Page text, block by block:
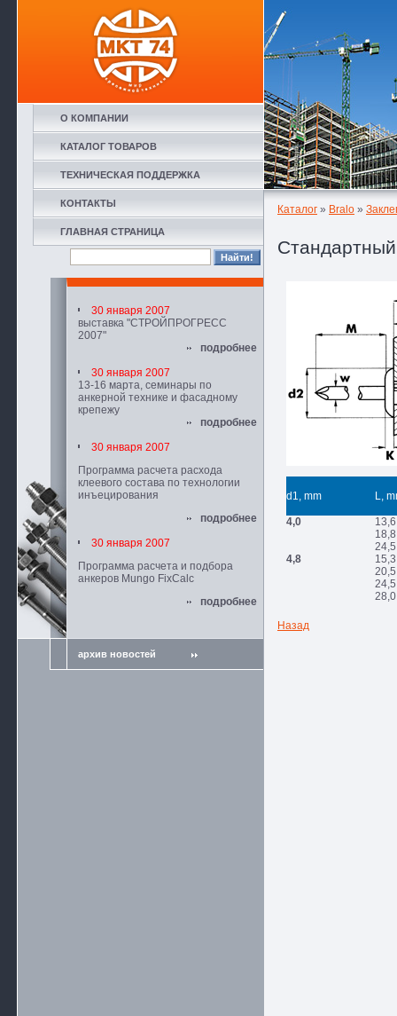
О КОМПАНИИ
КАТАЛОГ ТОВАРОВ
ТЕХНИЧЕСКАЯ ПОДДЕРЖКА
КОНТАКТЫ
ГЛАВНАЯ СТРАНИЦА
30 января 2007
выставка "СТРОЙПРОГРЕСС
2007"
подробнее
30 января 2007
13-16 марта, семинары по
анкерной технике и фасадному
крепежу
подробнее
30 января 2007
Программа расчета расхода
клеевого состава по технологии
инъецирования
подробнее
30 января 2007
Программа расчета и подбора
анкеров Mungo FixCalc
подробнее
архив новостей
Каталог » Bralo »
d1, mm L,
4,0
13,6
18,8
24,5
4,8
15,3
20,5
24,5
28,0
Назад